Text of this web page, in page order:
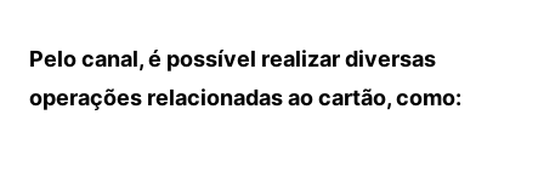
Pelo canal, é possível realizar diversas
operações relacionadas ao cartão, como: